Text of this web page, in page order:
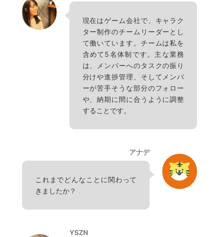
現在はゲーム会社で、キャラク
ター制作のチームリーダーとし
て働いています。チームは私を
含めて5名体制です。主な業務
は、メンバーへのタスクの振り
分けや進捗管理、そしてメンバ
ーが苦手そうな部分のフォロー
や、納期に間に合うように調整
することです。
アナデ
これまでどんなことに関わって
きましたか？
YSZN